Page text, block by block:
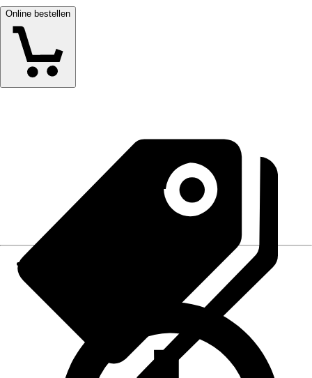
Online bestellen